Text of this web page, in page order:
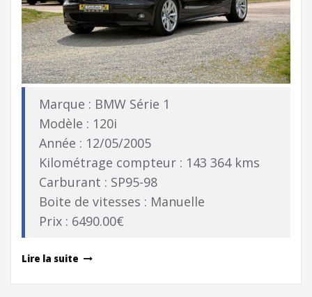
Marque : BMW Série 1
Modèle : 120i
Année : 12/05/2005
Kilométrage compteur : 143 364 kms
Carburant : SP95-98
Boite de vitesses : Manuelle
Prix : 6490.00€
Lire la suite